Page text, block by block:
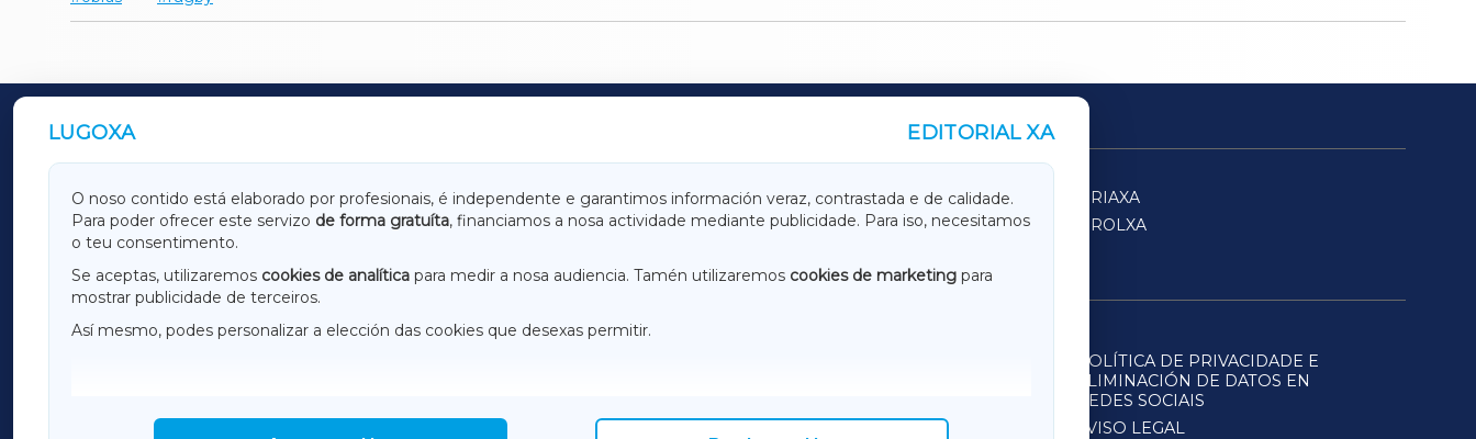
LUGOXA EDITORIAL XA
O noso contido está elaborado por profesionais, é independente e garantimos información veraz, contrastada e de calidade.
Para poder ofrecer este servizo de forma gratuíta, financiamos a nosa actividade mediante publicidade. Para iso, necesitamos
o teu consentimento.
Se aceptas, utilizaremos cookies de analítica para medir a nosa audiencia. Tamén utilizaremos cookies de marketing para
mostrar publicidade de terceiros.
Así mesmo, podes personalizar a elección das cookies que desexas permitir.
OUTROS PERIÓDICOS
GALICIAXA LUGOXA TERRACHAXA
SARRIAXA
AMARIÑAXA
RIBEIRASACRAXA ACORUÑAXA
FERROLXA
OURENSEXA
HEMEROTECA
POLÍTICA DE PRIVACIDADE E
ELIMINACIÓN DE DATOS EN
REDES SOCIAIS
AVISO LEGAL